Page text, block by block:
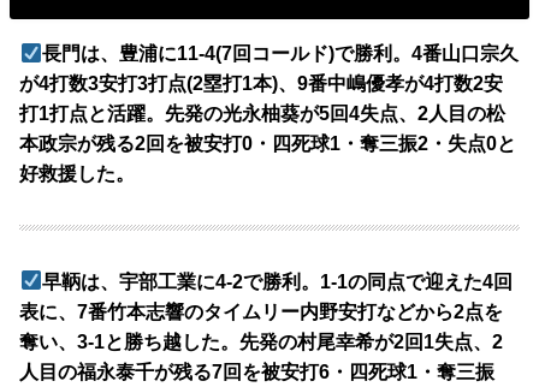
長門は、豊浦に11-4(7回コールド)で勝利。4番山口宗久
が4打数3安打3打点(2塁打1本)、9番中嶋優孝が4打数2安
打1打点と活躍。先発の光永柚葵が5回4失点、2人目の松
本政宗が残る2回を被安打0・四死球1・奪三振2・失点0と
好救援した。
早鞆は、宇部工業に4-2で勝利。1-1の同点で迎えた4回
表に、7番竹本志響のタイムリー内野安打などから2点を
奪い、3-1と勝ち越した。先発の村尾幸希が2回1失点、2
人目の福永泰千が残る7回を被安打6・四死球1・奪三振